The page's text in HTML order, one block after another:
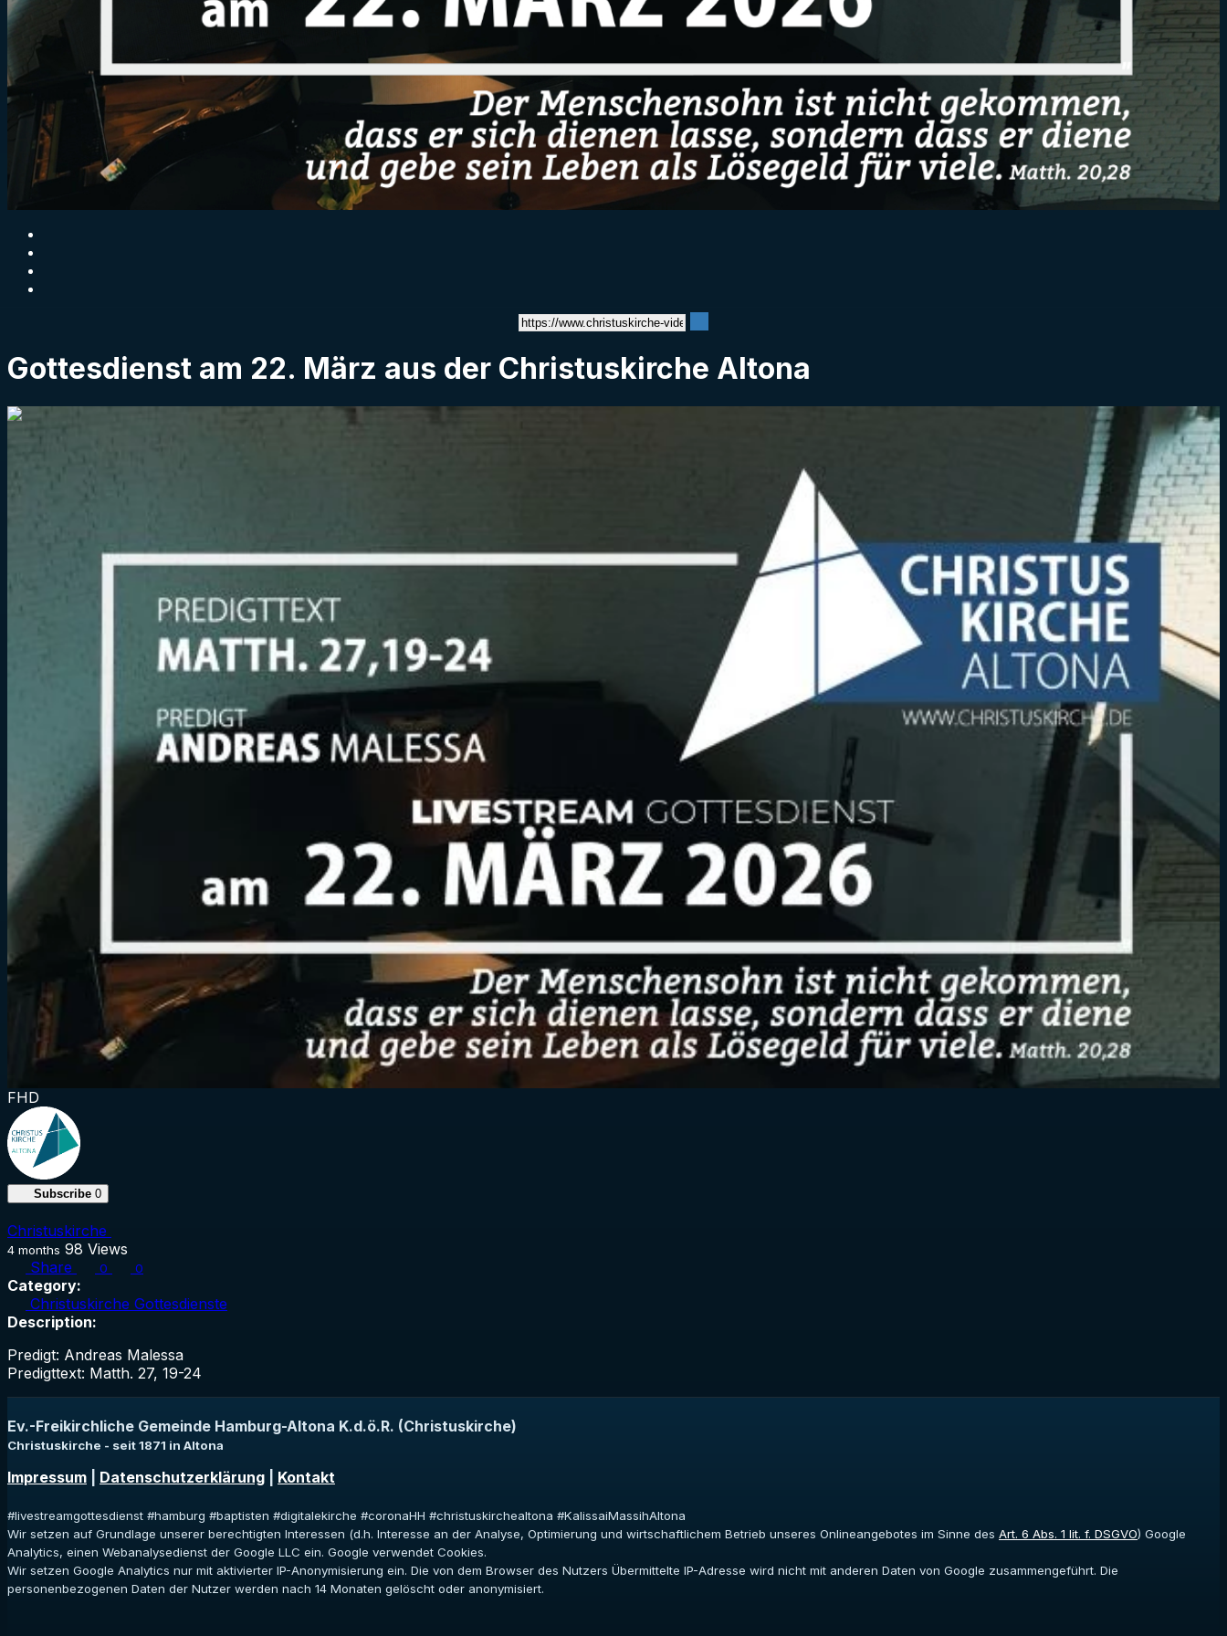
Gottesdienst am 22. März aus der Christuskirche Altona
1:22:54
FHD
Subscribe 0
Christuskirche
4 months 98 Views
Share
0 0
Category:
Christuskirche Gottesdienste
Description:
Predigt: Andreas Malessa
Predigttext: Matth. 27, 19-24
Ev.-Freikirchliche Gemeinde Hamburg-Altona K.d.ö.R. (Christuskirche)
Christuskirche - seit 1871 in Altona
Impressum Datenschutzerklärung Kontakt
#livestreamgottesdienst #hamburg #baptisten #digitalekirche #coronaHH #christuskirchealtona #KalissaiMassihAltona
Wir setzen auf Grundlage unserer berechtigten Interessen (d.h. Interesse an der Analyse, Optimierung und wirtschaftlichem Betrieb unseres Onlineangebotes im Sinne des Art. 6 Abs. 1 lit. f. DSGVO) Google
Analytics, einen Webanalysedienst der Google LLC ein. Google verwendet Cookies.
Wir setzen Google Analytics nur mit aktivierter IP-Anonymisierung ein. Die von dem Browser des Nutzers Übermittelte IP-Adresse wird nicht mit anderen Daten von Google zusammengeführt. Die
personenbezogenen Daten der Nutzer werden nach 14 Monaten gelöscht oder anonymisiert.